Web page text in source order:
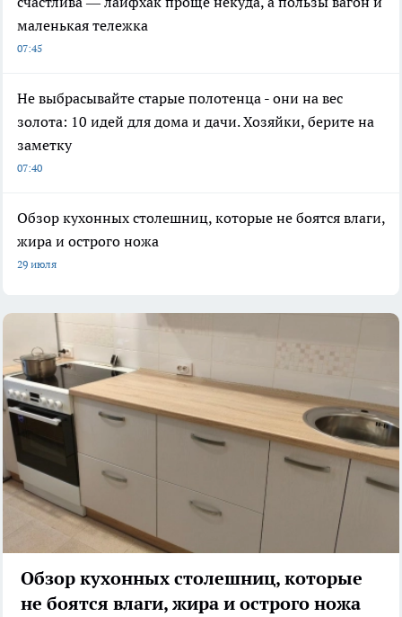
маленькая тележка
07:45
Не выбрасывайте старые полотенца - они на вес
золота: 10 идей для дома и дачи. Хозяйки, берите на
заметку
07:40
Обзор кухонных столешниц, которые не боятся влаги,
жира и острого ножа
29 июля
Обзор кухонных столешниц, которые
не боятся влаги, жира и острого ножа